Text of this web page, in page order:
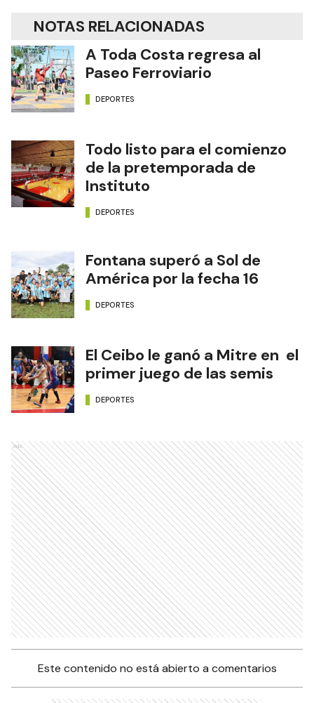
NOTAS RELACIONADAS
A Toda Costa regresa al
Paseo Ferroviario
DEPORTES
Todo listo para el comienzo
de la pretemporada de
Instituto
DEPORTES
Fontana superó a Sol de
América por la fecha 16
DEPORTES
El Ceibo le ganó a Mitre en el
primer juego de las semis
DEPORTES
Ads
Este contenido no está abierto a comentarios